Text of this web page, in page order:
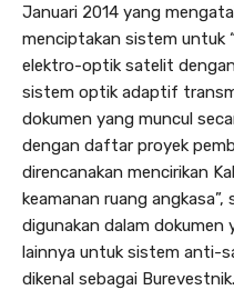
Januari 2014 yang
menciptakan sistem untuk
elektro-optik satelit
sistem optik adaptif
dokumen yang muncul
dengan daftar proyek
direncanakan mencirikan
keamanan ruang
digunakan dalam dokumen
lainnya untuk sistem anti-
dikenal sebagai Burevestnik.